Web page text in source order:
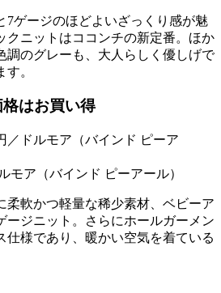
7ゲージのほどよいざっくり感が魅
クニットはココンチの新定番。ほか
調のグレーも、大人らしく優しげで
。
はお買い得
モア（バインド ピーアール）
柔軟かつ軽量な稀少素材、ベビーア
ージニット。さらにホールガーメン
仕様であり、暖かい空気を着ている